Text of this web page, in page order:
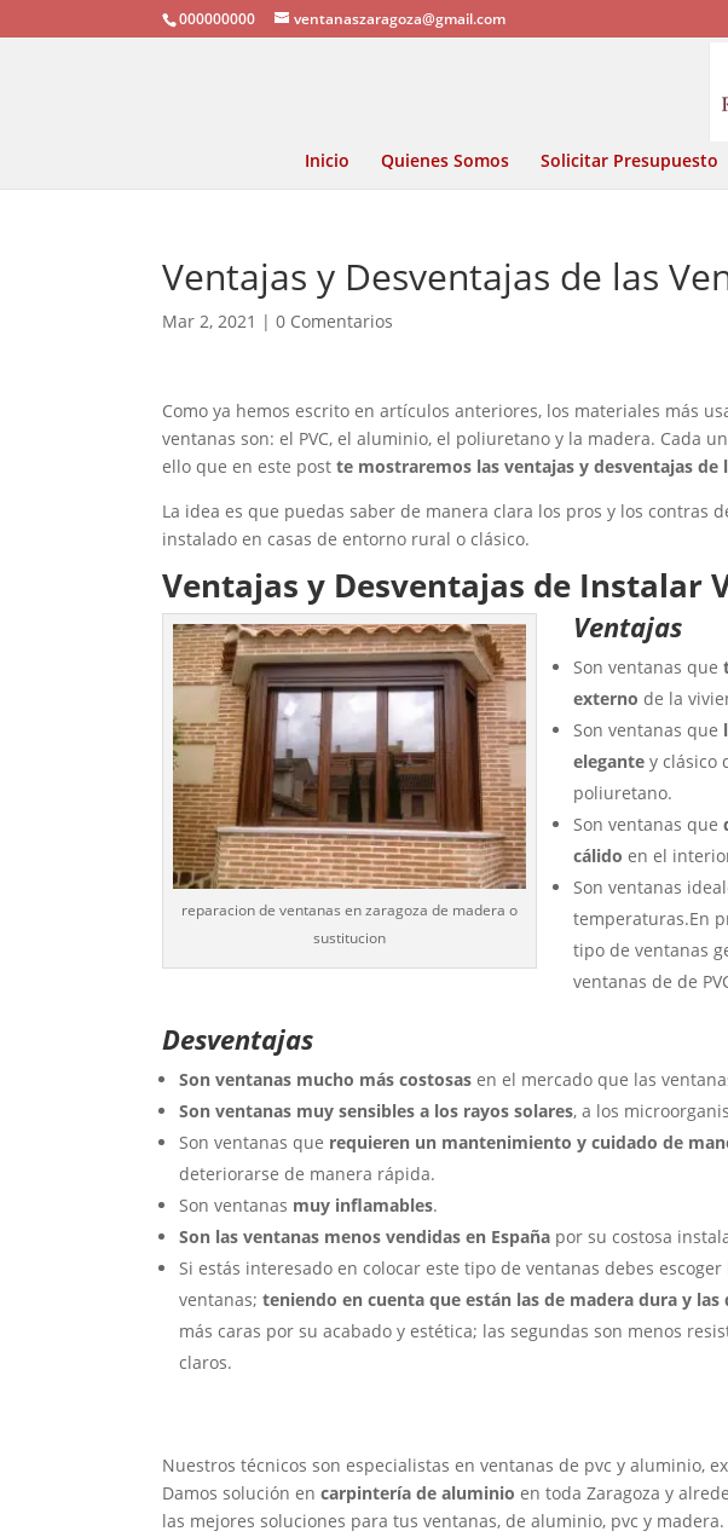
000000000 ventanaszaragoza@gmail.com
Inicio Quienes Somos Solicitar Presupuesto
Ventajas y Desventajas de las
Mar 2, 2021 |0 Comentarios
Como ya hemos escrito en artículos anteriores, los materiales más
ventanas son: el PVC, el aluminio, el poliuretano y la madera. Cada
ello que en este postte mostraremos las ventajas y desventajas de
La idea es que puedas saber de manera clara los pros y los contras
instalado en casas de entorno rural o clásico.
Ventajas y Desventajas de Instalar
reparacion de ventanas en zaragoza de madera o
sustitucion
Ventajas
Son ventanas que
externo de la
Son ventanas que
elegante y clásico
poliuretano.
Son ventanas que
cálido en el
Son ventanas
temperaturas.En
tipo de ventanas
ventanas de de
Desventajas
Son ventanas mucho más costosas en el mercado que las
Son ventanas muy sensibles a los rayos solares, a los
Son ventanas que requieren un mantenimiento y cuidado de
deteriorarse de manera rápida.
Son ventanas muy inflamables.
Son las ventanas menos vendidas en España por su costosa
Si estás interesado en colocar este tipo de ventanas debes
ventanas;teniendo en cuenta que están las de madera dura y las
más caras por su acabado y estética; las segundas son menos
claros.
Nuestros técnicos son especialistas en ventanas de pvc y aluminio,
Damos solución encarpintería de aluminio en toda Zaragoza y
las mejores soluciones para tus ventanas, de aluminio, pvc y